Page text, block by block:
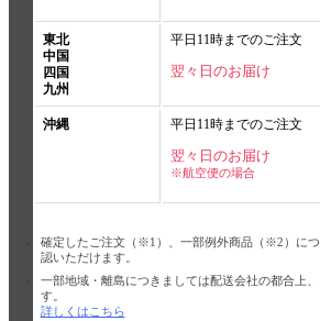
東北
中国
四国
九州
平日11時までのご注文
翌々日のお届け
沖縄 平日11時までのご注文
翌々日のお届け
※航空便の場合
確定したご注文（※1）、一部例外商品（※2）に
認いただけます。
一部地域・離島につきましては配送会社の都合上
す。
詳しくはこちら